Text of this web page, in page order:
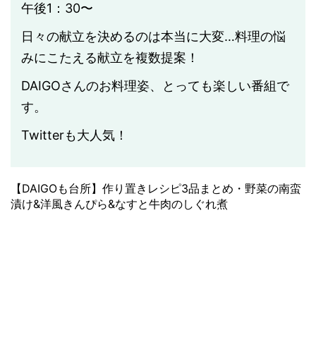
午後1：30〜
日々の献立を決めるのは本当に大変…料理の悩
みにこたえる献立を複数提案！
DAIGOさんのお料理姿、とっても楽しい番組で
す。
Twitterも大人気！
【DAIGOも台所】作り置きレシピ3品まとめ・野菜の南蛮
漬け&洋風きんぴら&なすと牛肉のしぐれ煮